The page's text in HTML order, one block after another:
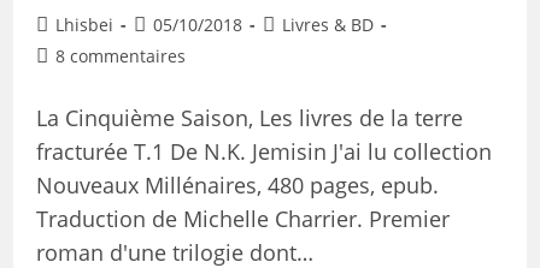
Lhisbei 05/10/2018
Livres & BD
8 commentaires
La Cinquième Saison, Les livres de la terre
fracturée T.1 De N.K. Jemisin J'ai lu collection
Nouveaux Millénaires, 480 pages, epub.
Traduction de Michelle Charrier. Premier
roman d'une trilogie dont…